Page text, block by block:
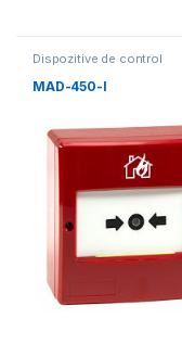
Dispozitive de control
MAD-450-I